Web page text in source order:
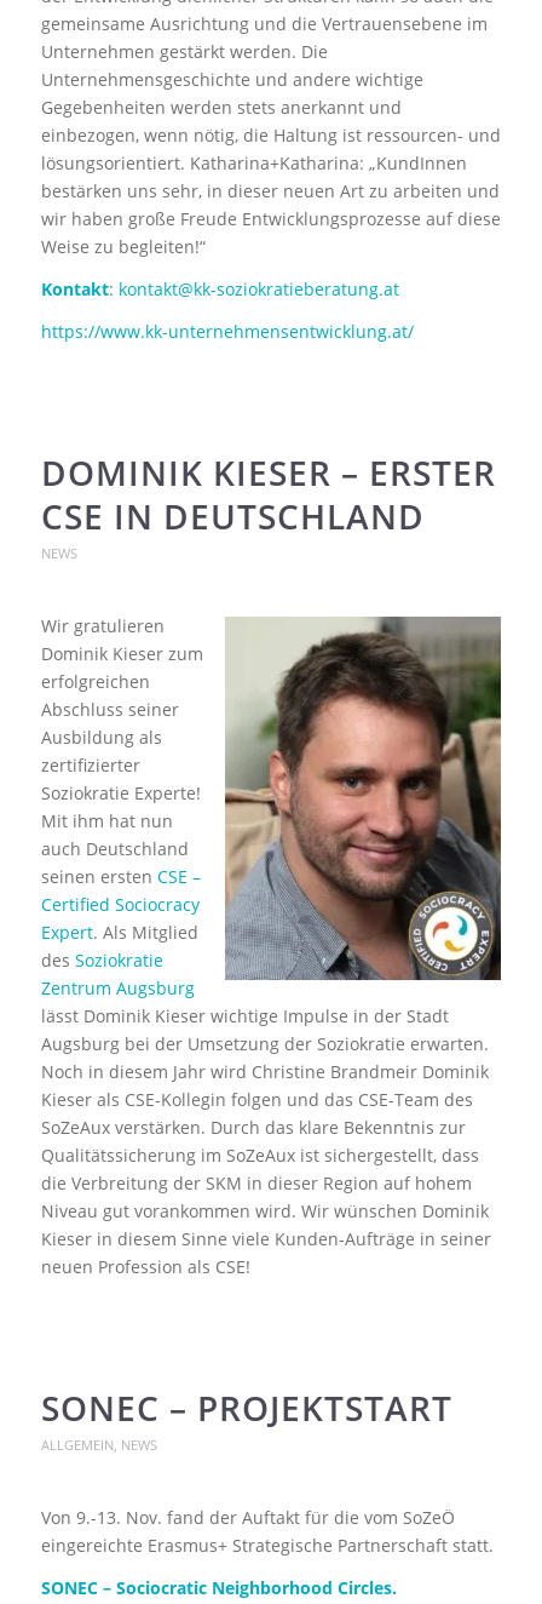
gemeinsame Ausrichtung und die Vertrauensebene im
Unternehmen gestärkt werden. Die
Unternehmensgeschichte und andere wichtige
Gegebenheiten werden stets anerkannt und
einbezogen, wenn nötig, die Haltung ist ressourcen- und
lösungsorientiert. Katharina+Katharina: „KundInnen
bestärken uns sehr, in dieser neuen Art zu arbeiten und
wir haben große Freude Entwicklungsprozesse auf diese
Weise zu begleiten!“
Kontakt: kontakt@kk-soziokratieberatung.at
https://www.kk-unternehmensentwicklung.at/
DOMINIK KIESER – ERSTER
CSE IN DEUTSCHLAND
NEWS
Wir gratulieren
Dominik Kieser zum
erfolgreichen
Abschluss seiner
Ausbildung als
zertifizierter
Soziokratie Experte!
Mit ihm hat nun
auch Deutschland
seinen ersten CSE –
Certified Sociocracy
Expert. Als Mitglied
des Soziokratie
Zentrum Augsburg
lässt Dominik Kieser wichtige Impulse in der Stadt
Augsburg bei der Umsetzung der Soziokratie erwarten.
Noch in diesem Jahr wird Christine Brandmeir Dominik
Kieser als CSE-Kollegin folgen und das CSE-Team des
SoZeAux verstärken. Durch das klare Bekenntnis zur
Qualitätssicherung im SoZeAux ist sichergestellt, dass
die Verbreitung der SKM in dieser Region auf hohem
Niveau gut vorankommen wird. Wir wünschen Dominik
Kieser in diesem Sinne viele Kunden-Aufträge in seiner
neuen Profession als CSE!
SONEC – PROJEKTSTART
ALLGEMEIN NEWS
Von 9.-13. Nov. fand der Auftakt für die vom SoZeÖ
eingereichte Erasmus+ Strategische Partnerschaft statt.
SONEC – Sociocratic Neighborhood Circles.